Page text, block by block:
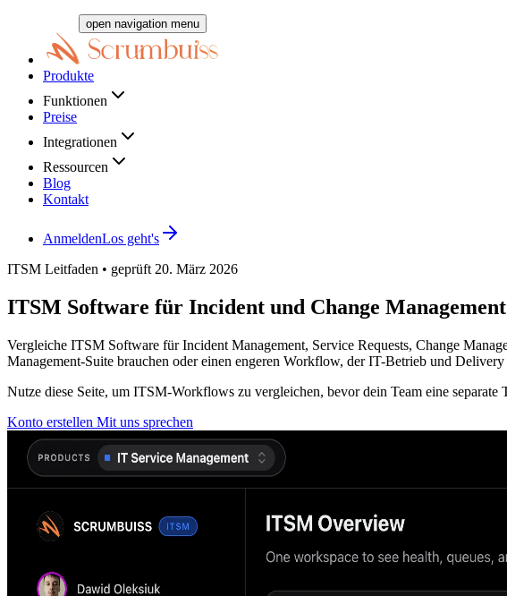
open navigation menu
Produkte
Funktionen
Preise
Integrationen
Ressourcen
Blog
Kontakt
AnmeldenLos geht's
ITSM Leitfaden • geprüft 20. März 2026
ITSM Software für Incident und Change Management
Vergleiche ITSM Software für Incident Management, Service Requests, Change
Management-Suite brauchen oder einen engeren Workflow, der IT-Betrieb und Delivery
Nutze diese Seite, um ITSM-Workflows zu vergleichen, bevor dein Team eine
Konto erstellen Mit uns sprechen